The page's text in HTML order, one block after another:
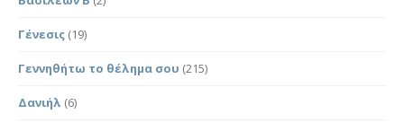
Γένεσις (19)
Γεννηθήτω το θέλημα σου (215)
Δανιήλ (6)